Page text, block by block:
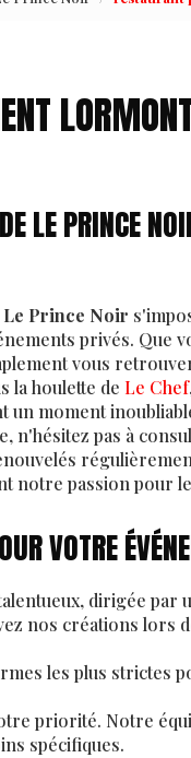
LE PRINCE
Le Prince Noir
privés. Que
vous
la houlette de Le Chef
un moment
n'hésitez pas à
notre passion pour
VOTRE
dirigée
nos créations lors
les plus strictes
priorité. Notre
spécifiques.